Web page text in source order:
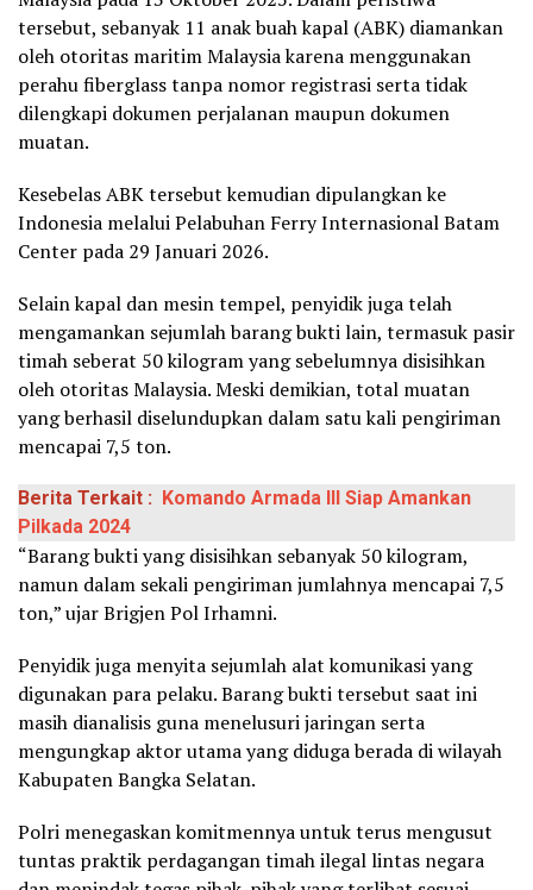
tersebut, sebanyak 11 anak buah kapal (ABK) diamankan
oleh otoritas maritim Malaysia karena menggunakan
perahu fiberglass tanpa nomor registrasi serta tidak
dilengkapi dokumen perjalanan maupun dokumen
muatan.
Kesebelas ABK tersebut kemudian dipulangkan ke
Indonesia melalui Pelabuhan Ferry Internasional Batam
Center pada 29 Januari 2026.
Selain kapal dan mesin tempel, penyidik juga telah
mengamankan sejumlah barang bukti lain, termasuk pasir
timah seberat 50 kilogram yang sebelumnya disisihkan
oleh otoritas Malaysia. Meski demikian, total muatan
yang berhasil diselundupkan dalam satu kali pengiriman
mencapai 7,5 ton.
Berita Terkait : Komando Armada III Siap Amankan
Pilkada 2024
“Barang bukti yang disisihkan sebanyak 50 kilogram,
namun dalam sekali pengiriman jumlahnya mencapai 7,5
ton,” ujar Brigjen Pol Irhamni.
Penyidik juga menyita sejumlah alat komunikasi yang
digunakan para pelaku. Barang bukti tersebut saat ini
masih dianalisis guna menelusuri jaringan serta
mengungkap aktor utama yang diduga berada di wilayah
Kabupaten Bangka Selatan.
Polri menegaskan komitmennya untuk terus mengusut
tuntas praktik perdagangan timah ilegal lintas negara